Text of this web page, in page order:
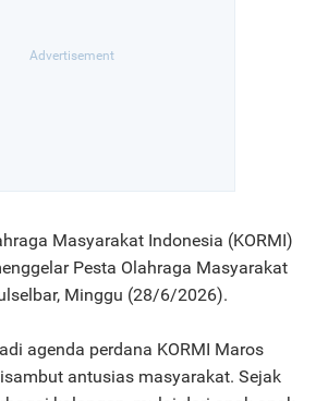
Masyarakat Indonesia (KORMI)
Pesta Olahraga Masyarakat
Minggu (28/6/2026).
agenda perdana KORMI Maros
antusias masyarakat. Sejak